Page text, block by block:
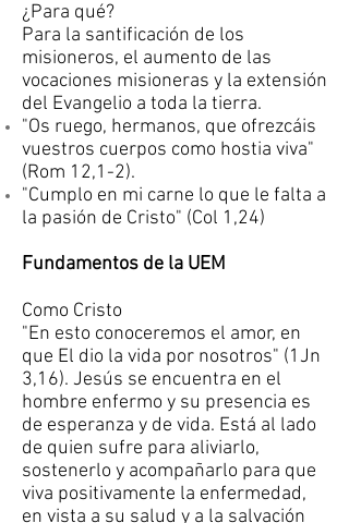
¿Para qué?
Para la santificación de los
misioneros, el aumento de las
vocaciones misioneras y la extensión
del Evangelio a toda la tierra.
"Os ruego, hermanos, que ofrezcáis
vuestros cuerpos como hostia viva"
(Rom 12,1-2).
"Cumplo en mi carne lo que le falta a
la pasión de Cristo" (Col 1,24)
Fundamentos de la UEM
Como Cristo
"En esto conoceremos el amor, en
que El dio la vida por nosotros" (1Jn
3,16). Jesús se encuentra en el
hombre enfermo y su presencia es
de esperanza y de vida. Está al lado
de quien sufre para aliviarlo,
sostenerlo y acompañarlo para que
viva positivamente la enfermedad,
en vista a su salud y a la salvación